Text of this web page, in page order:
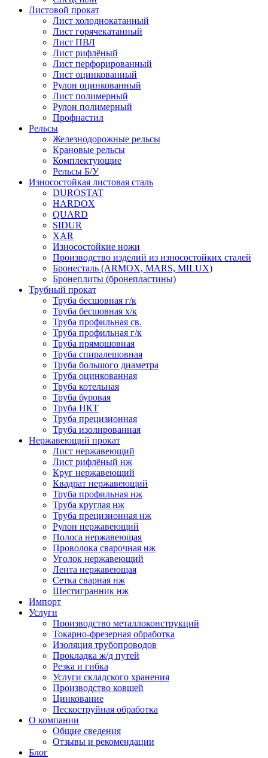
Листовой прокат
Лист холоднокатанный
Лист горячекатанный
Лист ПВЛ
Лист рифлёный
Лист перфорированный
Лист оцинкованный
Рулон оцинкованный
Лист полимерный
Рулон полимерный
Профнастил
Рельсы
Железнодорожные рельсы
Крановые рельсы
Комплектующие
Рельсы Б/У
Износостойкая листовая сталь
DUROSTAT
HARDOX
QUARD
SIDUR
XAR
Износостойкие ножи
Производство изделий из износостойких сталей
Бронесталь (ARMOX, MARS, MILUX)
Бронеплиты (бронепластины)
Трубный прокат
Труба бесшовная г/к
Труба бесшовная х/к
Труба профильная св.
Труба профильная г/к
Труба прямошовная
Труба спиралешовная
Труба большого диаметра
Труба оцинкованная
Труба котельная
Труба буровая
Труба НКТ
Труба прецизионная
Труба изолированная
Нержавеющий прокат
Лист нержавеющий
Лист рифлёный нж
Круг нержавеющий
Квадрат нержавеющий
Труба профильная нж
Труба круглая нж
Труба прецизионная нж
Рулон нержавеющий
Полоса нержавеющая
Проволока сварочная нж
Уголок нержавеющий
Лента нержавеющая
Сетка сварная нж
Шестигранник нж
Импорт
Услуги
Производство металлоконструкций
Токарно-фрезерная обработка
Изоляция трубопроводов
Прокладка ж/д путей
Резка и гибка
Услуги складского хранения
Производство ковшей
Цинкование
Пескоструйная обработка
О компании
Общие сведения
Отзывы и рекомендации
Блог